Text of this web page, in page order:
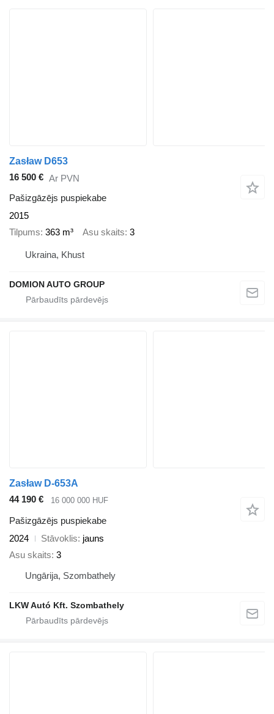
Zasław D653
16 500 € Ar PVN
Pašizgāzējs puspiekabe
2015
Tilpums 363 m³ Asu skaits 3
Ukraina, Khust
DOMION AUTO GROUP
Zasław D-653A
44 190 €
16 000 000 HUF
Pašizgāzējs puspiekabe
2024
Stāvoklis jauns
Asu skaits 3
Ungārija, Szombathely
LKW Autó Kft. Szombathely